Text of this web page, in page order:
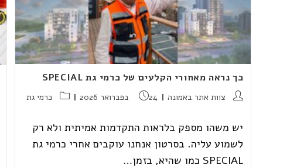
כך נראה מאחורי הקלעים של כרמי גת SPECIAL
מחבר:צוות אתר באמונה פורסם:
24 בפברואר 2026 קטגוריה:כרמי גת
יש משהו מספק בלראות התקדמות אמיתית ולא רק
לשמוע עליה. בסרטון אנחנו עוקבים אחרי כרמי גת
SPECIAL כמו שהיא, בזמן…